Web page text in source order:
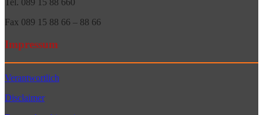
Fax 089 15 88 66 – 88 66
Impressum
Verantwortlich
Disclaimer